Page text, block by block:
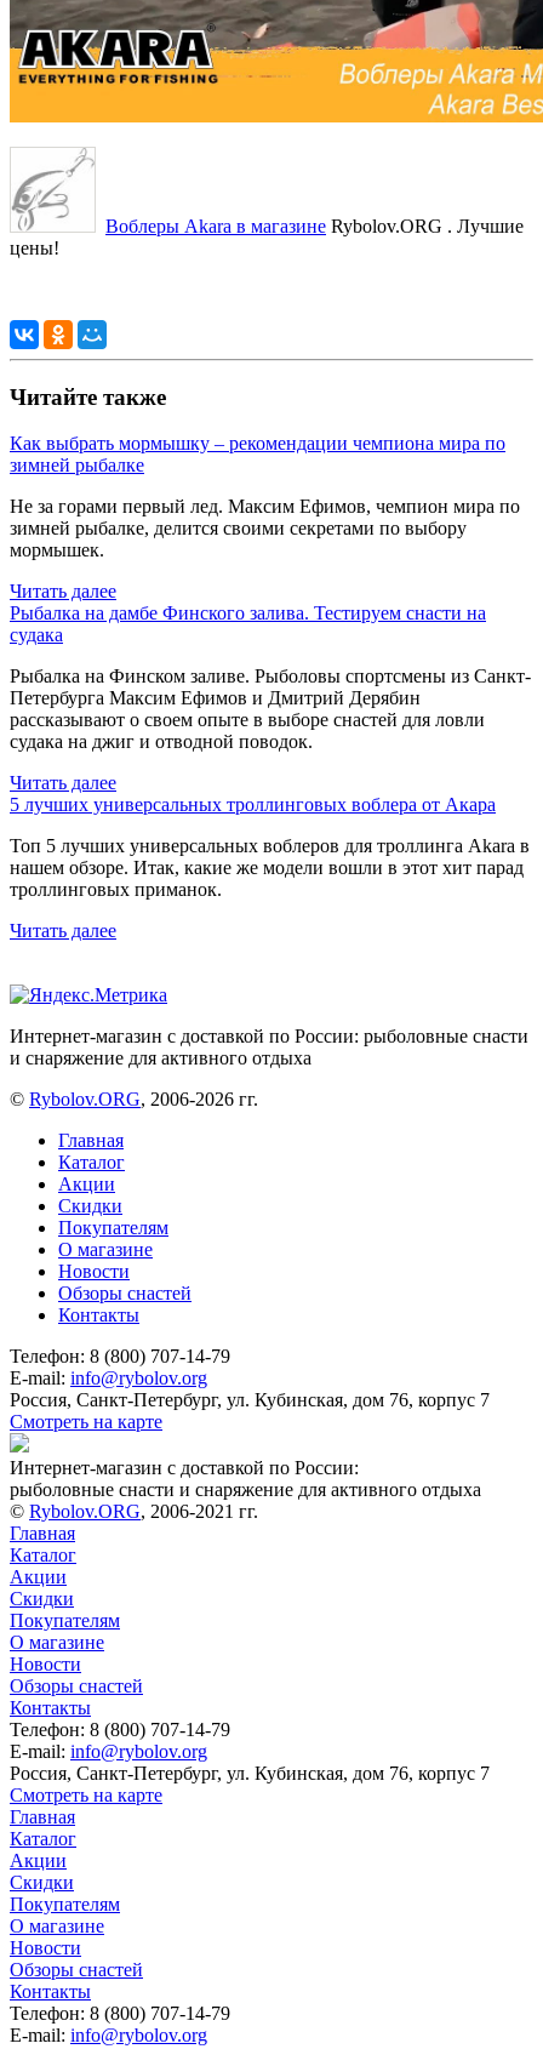
Воблеры Akara в магазине Rybolov.ORG . Лучшие
цены!
Читайте также
Как выбрать мормышку – рекомендации чемпиона мира по
зимней рыбалке
Не за горами первый лед. Максим Ефимов, чемпион мира по
зимней рыбалке, делится своими секретами по выбору
мормышек.
Читать далее
Рыбалка на дамбе Финского залива. Тестируем снасти на
судака
Рыбалка на Финском заливе. Рыболовы спортсмены из Санкт-
Петербурга Максим Ефимов и Дмитрий Дерябин
рассказывают о своем опыте в выборе снастей для ловли
судака на джиг и отводной поводок.
Читать далее
5 лучших универсальных троллинговых воблера от Акара
Топ 5 лучших универсальных воблеров для троллинга Akara в
нашем обзоре. Итак, какие же модели вошли в этот хит парад
троллинговых приманок.
Читать далее
Интернет-магазин с доставкой по России: рыболовные снасти
и снаряжение для активного отдыха
© Rybolov.ORG, 2006-2026 гг.
Главная
Каталог
Акции
Скидки
Покупателям
О магазине
Новости
Обзоры снастей
Контакты
Телефон: 8 (800) 707-14-79
E-mail: info@rybolov.org
Россия, Санкт-Петербург, ул. Кубинская, дом 76, корпус 7
Смотреть на карте
Интернет-магазин с доставкой по России:
рыболовные снасти и снаряжение для активного отдыха
© Rybolov.ORG, 2006-2021 гг.
Главная
Каталог
Акции
Скидки
Покупателям
О магазине
Новости
Обзоры снастей
Контакты
Телефон: 8 (800) 707-14-79
E-mail: info@rybolov.org
Россия, Санкт-Петербург, ул. Кубинская, дом 76, корпус 7
Смотреть на карте
Главная
Каталог
Акции
Скидки
Покупателям
О магазине
Новости
Обзоры снастей
Контакты
Телефон: 8 (800) 707-14-79
E-mail: info@rybolov.org